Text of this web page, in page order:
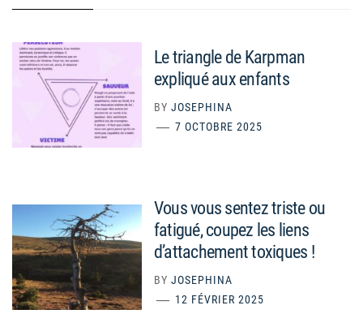
Le triangle de Karpman
expliqué aux enfants
BY JOSEPHINA
7 OCTOBRE 2025
Vous vous sentez triste ou
fatigué, coupez les liens
d’attachement toxiques !
BY JOSEPHINA
12 FÉVRIER 2025